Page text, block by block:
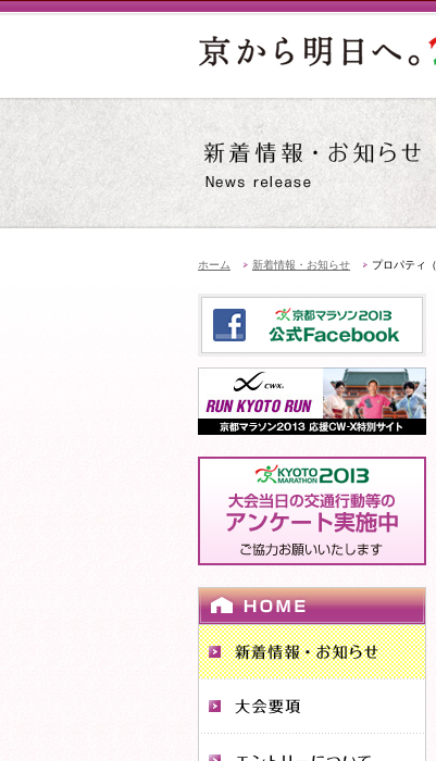
ホーム 新着情報・お知らせ プロパティ